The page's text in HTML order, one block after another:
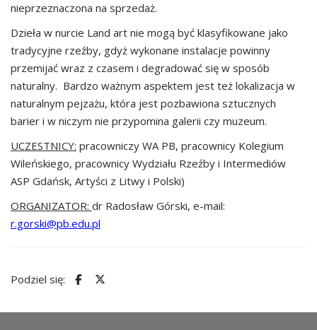
nieprzeznaczona na sprzedaż.
Dzieła w nurcie Land art nie mogą być klasyfikowane jako
tradycyjne rzeźby, gdyż wykonane instalacje powinny
przemijać wraz z czasem i degradować się w sposób
naturalny. Bardzo ważnym aspektem jest też lokalizacja w
naturalnym pejzażu, która jest pozbawiona sztucznych
barier i w niczym nie przypomina galerii czy muzeum.
UCZESTNICY: pracowniczy WA PB, pracownicy Kolegium
Wileńskiego, pracownicy Wydziału Rzeźby i Intermediów
ASP Gdańsk, Artyści z Litwy i Polski)
ORGANIZATOR: dr Radosław Górski, e-mail:
r.gorski@pb.edu.pl
Podziel się: